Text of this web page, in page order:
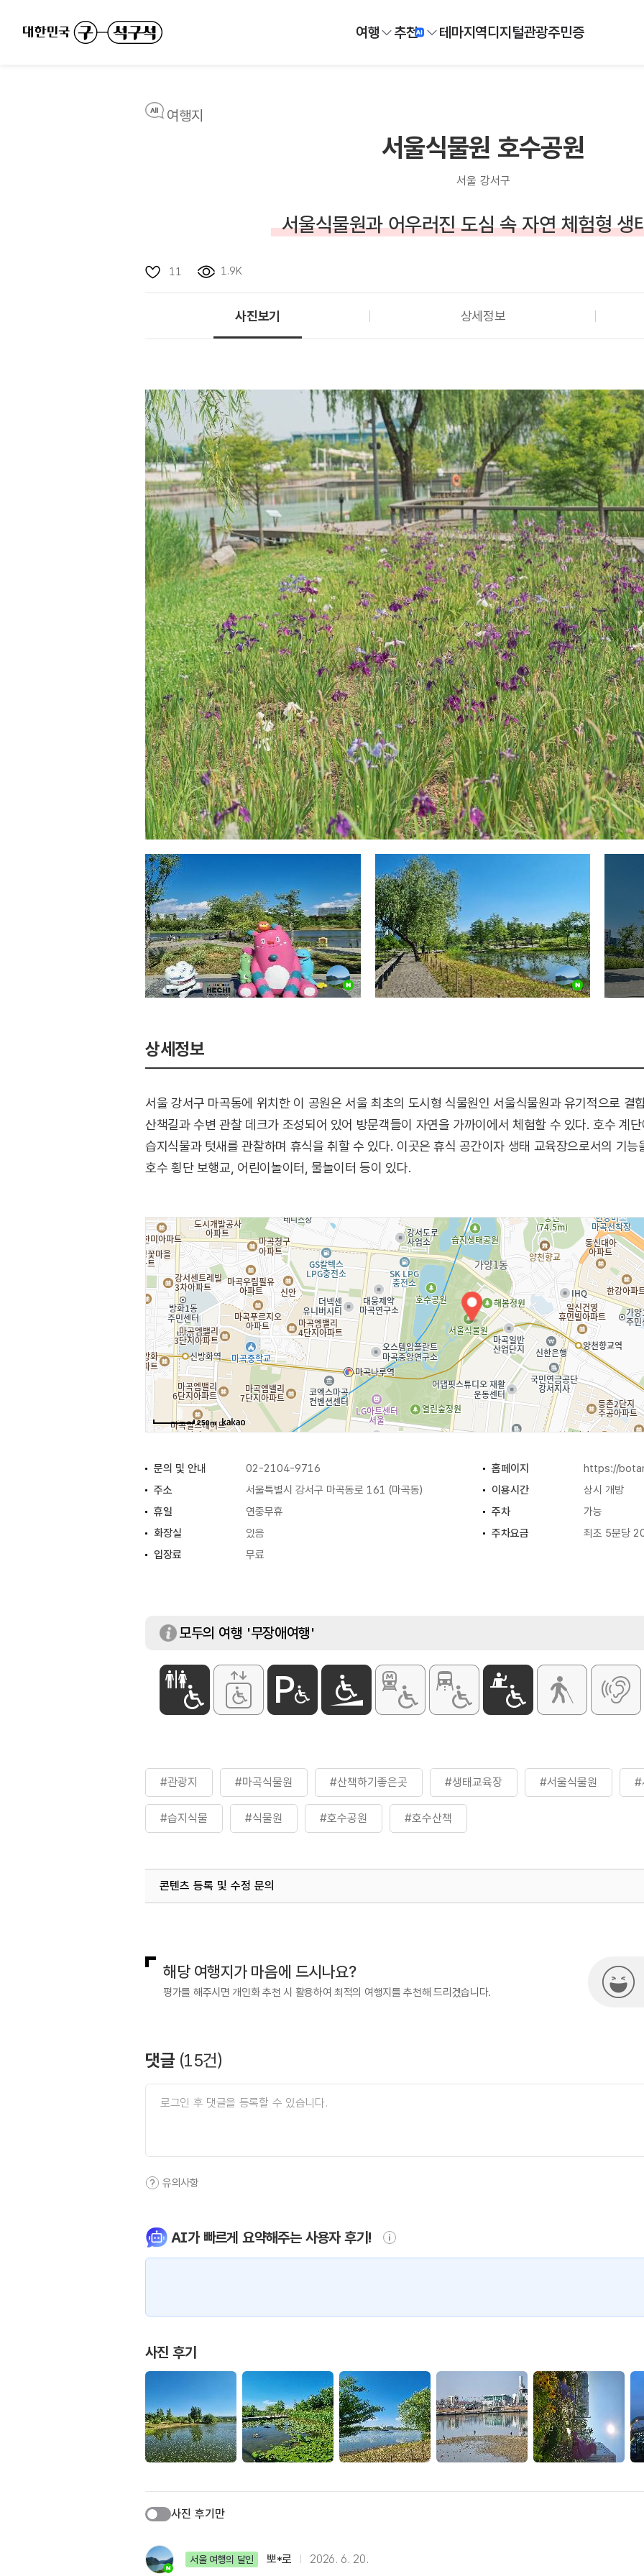
여행 추천 테마지역디지털관광주민증
여행지
서울식물원 호수공원
서울 강서구
서울식물원과 어우러진 도심 속 자연 체험형 생
11 1.9K
사진보기 상세정보
상세정보
서울 강서구 마곡동에 위치한 이 공원은 서울 최초의 도시형 식물원인 서울식물원과 유기적으로 결
산책길과 수변 관찰 데크가 조성되어 있어 방문객들이 자연을 가까이에서 체험할 수 있다. 호수 계
습지식물과 텃새를 관찰하며 휴식을 취할 수 있다. 이곳은 휴식 공간이자 생태 교육장으로서의 기
호수 횡단 보행교, 어린이놀이터, 물놀이터 등이 있다.
250m
문의 및 안내 02-2104-9716 홈페이지
https://
주소
서울특별시 강서구 마곡동로 161 (마곡동) 이용시간
상시 개방
휴일
연중무휴 주차
가능
화장실
있음 주차요금
최초 5분당
입장료
무료
모두의 여행 '무장애여행'
#관광지 #마곡식물원 #산책하기좋은곳 #생태교육장 #서울식물원 #
#습지식물 #식물원 #호수공원 #호수산책
콘텐츠 등록 및 수정 문의
해당 여행지가 마음에 드시나요?
평가를 해주시면 개인화 추천 시 활용하여 최적의 여행지를 추천해 드리겠습니다.
댓글 (15건)
유의사항
AI가 빠르게 요약해주는 사용자 후기!
사진 후기
사진 후기만
서울 여행의 달인 뽀*로 2026. 6. 20.